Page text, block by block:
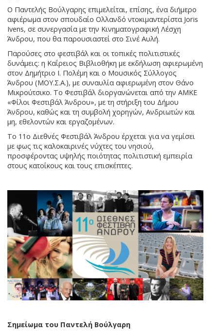
Ο Παντελής Βούλγαρης επιμελείται, επίσης, ένα διήμερο
αφιέρωμα στον σπουδαίο Ολλανδό ντοκιμαντερίστα Joris
Ivens, σε συνεργασία με την Κινηματογραφική Λέσχη
Άνδρου, που θα παρουσιαστεί στο Σινέ Αυλή.
Παρούσες στο φεστιβάλ και οι τοπικές πολιτιστικές
δυνάμεις: η Καΐρειος Βιβλιοθήκη με εκδήλωση αφιερωμένη
στον Δημήτριο Ι. Πολέμη και ο Μουσικός Σύλλογος
Άνδρου (ΜΟΥ.Σ.Α.), με συναυλία αφιερωμένη στον Θάνο
Μικρούτσικο. Το Φεστιβάλ διοργανώνεται από την ΑΜΚΕ
«Φίλοι Φεστιβάλ Άνδρου», με τη στήριξη του Δήμου
Άνδρου, καθώς και τη συμβολή χορηγών, Ανδριωτών και
μη, εθελοντών και εργαζομένων.
Το 11ο Διεθνές Φεστιβάλ Άνδρου έρχεται για να γεμίσει
με φως τις καλοκαιρινές νύχτες του νησιού,
προσφέροντας υψηλής ποιότητας πολιτιστική εμπειρία
στους κατοίκους και τους επισκέπτες.
Σημείωμα του Παντελή Βούλγαρη